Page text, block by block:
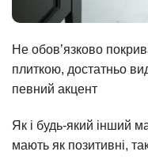
Не обов’язково
плиткою, достатньо
певний акцент
Як і будь-який інший
мають як позитивні,